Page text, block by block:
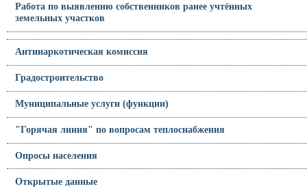
Работа по выявлению собственников ранее учтённых
земельных участков
Антинаркотическая комиссия
Градостроительство
Муниципальные услуги (функции)
"Горячая линия" по вопросам теплоснабжения
Опросы населения
Открытые данные